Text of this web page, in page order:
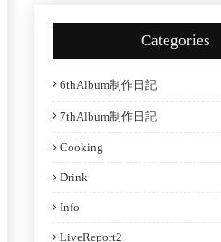
Categories
6thAlbum制作日記
7thAlbum制作日記
Cooking
Drink
Info
LiveReport2